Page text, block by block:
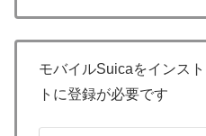
モバイルSuicaをインス
トに登録が必要です